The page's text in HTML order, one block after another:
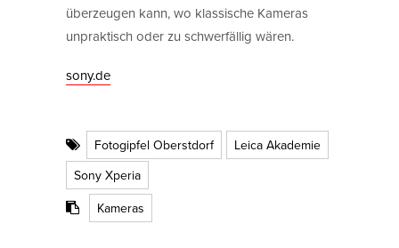
überzeugen kann, wo klassische Kameras
unpraktisch oder zu schwerfällig wären.
sony.de
Fotogipfel Oberstdorf
Leica Akademie
Sony Xperia
Kameras